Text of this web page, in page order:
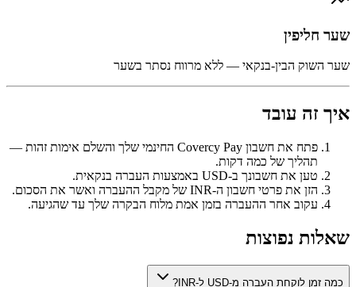
שער חליפין
שער השוק הבין-בנקאי — ללא מרווח נסתר בשער
איך זה עובד
פתח את חשבון Covercy Pay החינמי שלך והשלם אימות זהות —
תהליך של כמה דקות.
טען את חשבונך ב-USD באמצעות העברה בנקאית.
הזן את פרטי חשבון ה-INR של מקבל ההעברה ואשר את הסכום.
עקוב אחר ההעברה בזמן אמת מלוח הבקרה שלך עד שהגיעה.
שאלות נפוצות
כמה זמן לוקחת העברה מ-USD ל-INR?